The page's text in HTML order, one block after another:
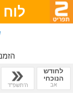
לוח
לחודש
הנוכחי
אב ה'תשפ"ד